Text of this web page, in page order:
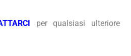
per qualsiasi ulteriore